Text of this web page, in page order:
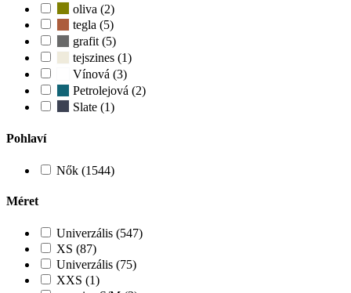
oliva (2)
tegla (5)
grafit (5)
tejszines (1)
Vínová (3)
Petrolejová (2)
Slate (1)
Pohlaví
Nők (1544)
Méret
Univerzális (547)
XS (87)
Univerzális (75)
XXS (1)